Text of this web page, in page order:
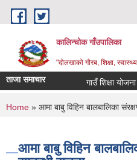
Skip to main content
कालिन्चोक गाँउपालिका
"दोलखाको गौरब, शिक्षा,
ताजा समाचार गाउँ शिक्षा योजना
You are here
Home » आमा बाबु विहिन बालबालिका
आमा बाबु विहिन